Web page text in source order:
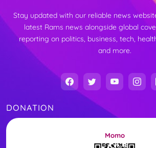
Stay updated with our reliable news
latest Rams news alongside global
reporting on politics, business, tech,
and more.
DONATION
Momo